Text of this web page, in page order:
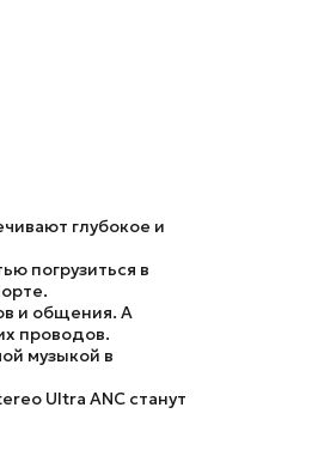
глубокое и
погрузиться в
и общения. А
проводов.
музыкой в
Ultra ANC станут